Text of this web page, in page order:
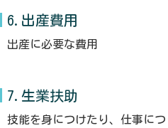
6.出産費用
出産に必要な費用
7.生業扶助
技能を身につけたり、仕事につ